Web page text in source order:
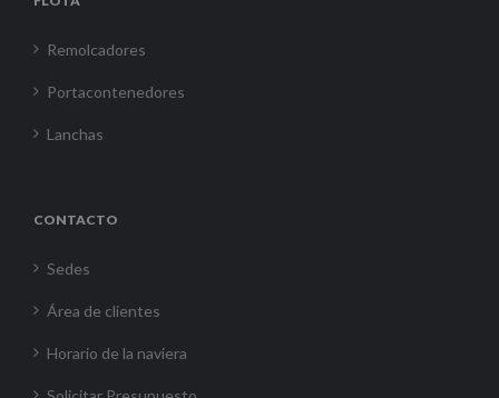
Remolcadores
Portacontenedores
Lanchas
CONTACTO
Sedes
Área de clientes
Horario de la naviera